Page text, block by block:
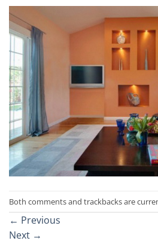
Both comments and trackbacks are
← Previous
Next →